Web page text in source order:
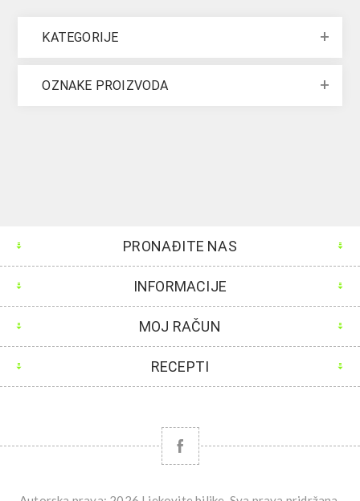
KATEGORIJE
OZNAKE PROIZVODA
PRONAĐITE NAS
INFORMACIJE
MOJ RAČUN
RECEPTI